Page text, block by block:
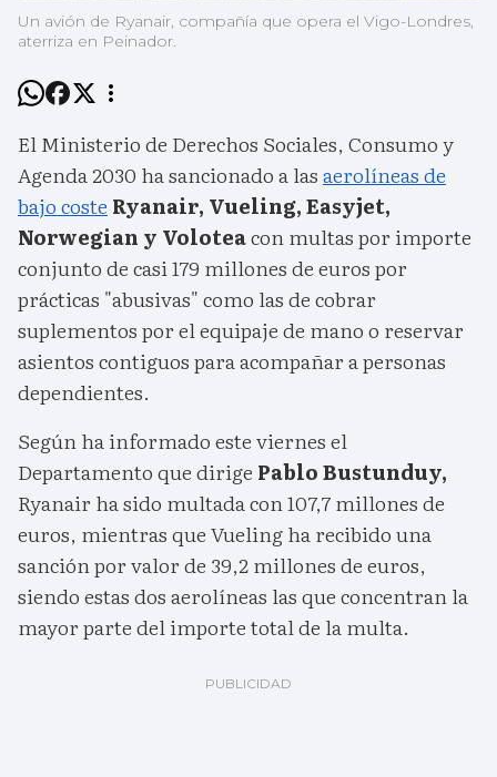
Un avión de Ryanair, compañía que opera el Vigo-Londres,
aterriza en Peinador.
El Ministerio de Derechos Sociales, Consumo y
Agenda 2030 ha sancionado a lasaerolíneas de
bajo coste Ryanair, Vueling, Easyjet,
Norwegian y Voloteacon multas por importe
conjunto de casi 179 millones de euros por
prácticas "abusivas" como las de cobrar
suplementos por el equipaje de mano o reservar
asientos contiguos para acompañar a personas
dependientes.
Según ha informado este viernes el
Departamento que dirige Pablo Bustunduy,
Ryanair ha sido multada con 107,7 millones de
euros, mientras que Vueling ha recibido una
sanción por valor de 39,2 millones de euros,
siendo estas dos aerolíneas las que concentran la
mayor parte del importe total de la multa.